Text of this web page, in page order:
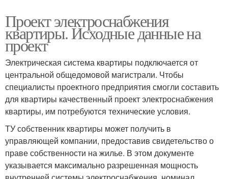
Проект электроснабжения
квартиры. Исходные данные на
проект
Электрическая система квартиры подключается от
центральной общедомовой магистрали. Чтобы
специалисты проектного предприятия смогли составить
для квартиры качественный проект электроснабжения
квартиры, им потребуются технические условия.
ТУ собственник квартиры может получить в
управляющей компании, предоставив свидетельство о
праве собственности на жилье. В этом документе
указывается максимально разрешенная мощность